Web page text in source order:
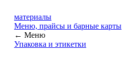
материалы
Меню, прайсы и барные карты
← Меню
Упаковка и этикетки